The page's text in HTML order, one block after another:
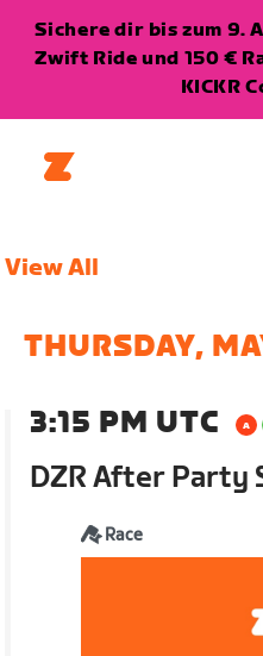
Sichere dir bis zum 9.
Zwift Ride und 150 €
KICKR
View All
THURSDAY,
3:15 PM UTC
DZR After Party
Race